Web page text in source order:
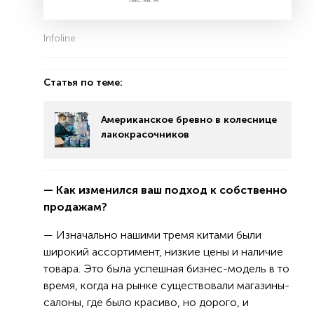
Infoline
Статья по теме:
Американское бревно в колеснице
лакокрасочников
— Как изменился ваш подход к собственно
продажам?
— Изначально нашими тремя китами были
широкий ассортимент, низкие цены и наличие
товара. Это была успешная бизнес-модель в то
время, когда на рынке существовали магазины-
салоны, где было красиво, но дорого, и